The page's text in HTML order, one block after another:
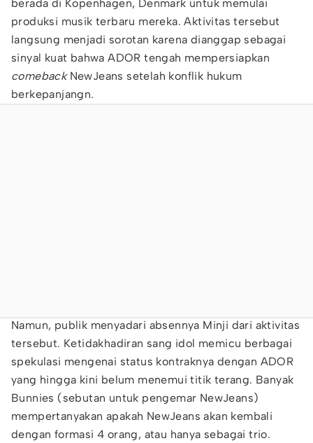
berada di Kopenhagen, Denmark untuk memulai
produksi musik terbaru mereka. Aktivitas tersebut
langsung menjadi sorotan karena dianggap sebagai
sinyal kuat bahwa ADOR tengah mempersiapkan
comebackNewJeans setelah konflik hukum
berkepanjangn.
Namun, publik menyadari absennya Minji dari aktivitas
tersebut. Ketidakhadiran sang idol memicu berbagai
spekulasi mengenai status kontraknya dengan ADOR
yang hingga kini belum menemui titik terang. Banyak
Bunnies (sebutan untuk pengemar NewJeans)
mempertanyakan apakah NewJeans akan kembali
dengan formasi 4 orang, atau hanya sebagai trio.